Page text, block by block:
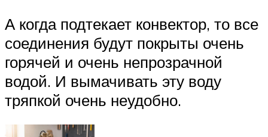
А когда подтекает конвектор, то все
соединения будут покрыты очень
горячей и очень непрозрачной
водой. И вымачивать эту воду
тряпкой очень неудобно.